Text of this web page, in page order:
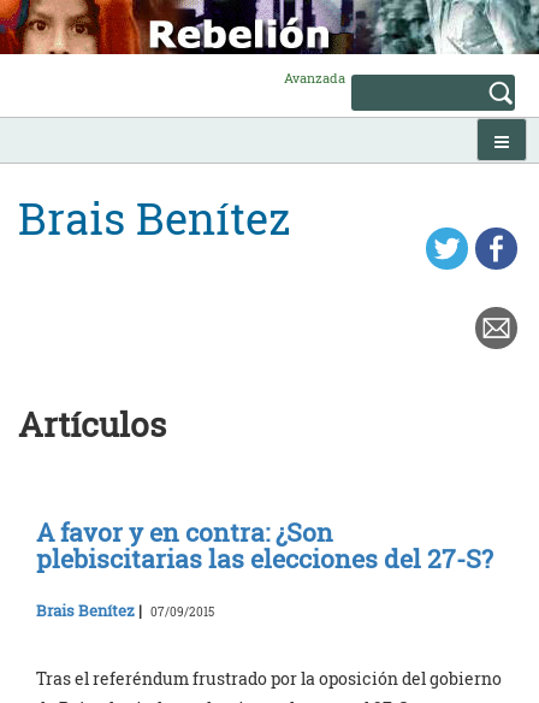
Skip
to
content
Avanzada
Brais Benítez
Artículos
A favor y en contra: ¿Son
plebiscitarias las elecciones del 27-S?
Brais Benítez | 07/09/2015
Tras el referéndum frustrado por la oposición del gobierno